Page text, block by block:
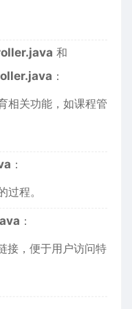
和
：
相关功能，如课程管
：
程。
：
接，便于用户访问特